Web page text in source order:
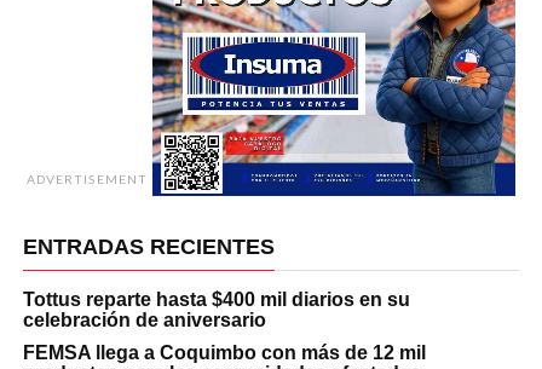
ADVERTISEMENT
ENTRADAS RECIENTES
Tottus reparte hasta $400 mil diarios en su
celebración de aniversario
FEMSA llega a Coquimbo con más de 12 mil